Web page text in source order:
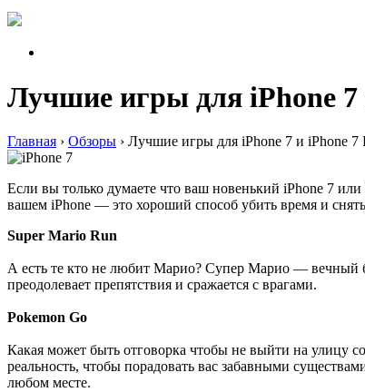
Лучшие игры для iPhone 7
Главная › Обзоры › Лучшие игры для iPhone 7 и iPhone 7
Если вы только думаете что ваш новенький iPhone 7
вашем iPhone — это хороший способ убить время и снять
Super Mario Run
А есть те кто не любит Марио? Супер Марио — вечный
преодолевает препятствия и сражается с врагами.
Pokemon Go
Какая может быть отговорка чтобы не выйти на улицу
реальность, чтобы порадовать вас забавными
любом месте.